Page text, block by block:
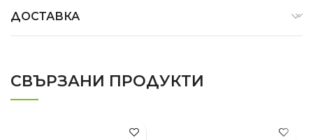
ДОСТАВКА
СВЪРЗАНИ ПРОДУКТИ